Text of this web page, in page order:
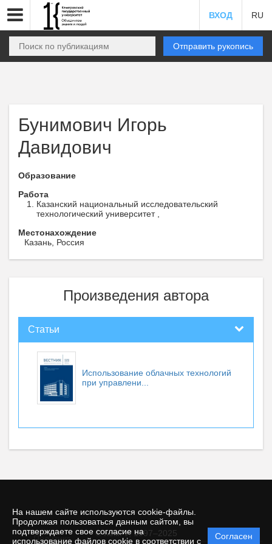
На нашем сайте используются cookie-файлы.
Продолжая пользоваться данным сайтом, вы
подтверждаете свое согласие на
использование файлов cookie в соответствии с
Согласен
ВХОД RU
Отправить рукопись
Бунимович Игорь
Давидович
Образование
Работа
Казанский национальный исследовательский
технологический университет ,
Местонахождение
Казань, Россия
Произведения автора
Статьи
Использование облачных технологий
при управлени...
© КемГУ, 1997–2025
Политика